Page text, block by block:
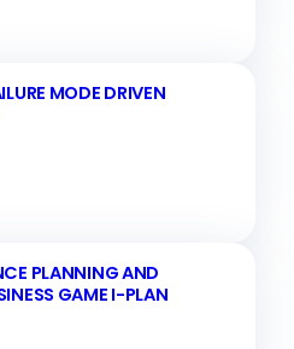
MODE DRIVEN
PLANNING AND
GAME I-PLAN